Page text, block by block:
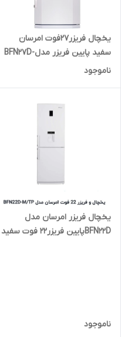
یخچال فریزر27فوت امرسان
سفید پایین فریزر مدلBFN27D-
W3
ناموجود
یخچال فریزر امرسان مدل
BFN22Dپایین فریزر22 فوت سفید
ناموجود